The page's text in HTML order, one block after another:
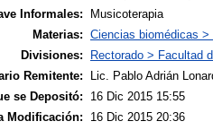
Informales:
Musicoterapia
Materias: Ciencias biomédicas
Divisiones:
Rectorado > Facultad
Remitente:
Lic. Pablo Adrián
se Depositó:
16 Dic 2015 15:55
Modificación:
16 Dic 2015 20:36